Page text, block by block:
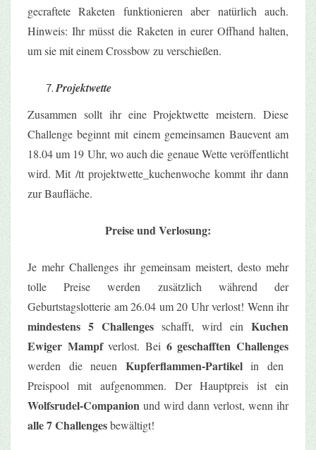
gecraftete Raketen funktionieren aber natürlich auch.
Hinweis: Ihr müsst die Raketen in eurer Offhandhalten,
um sie mit einemCrossbow zu verschießen.
Projektwette
Zusammen sollt ihr eine Projektwette meistern. Diese
Challenge beginnt mit einem gemeinsamen Bauevent am
18.04 um 19 Uhr, wo auch die genaue Wette veröffentlicht
wird. Mit /tt projektwette_kuchenwoche kommt ihr dann
zur Baufläche.
Preise und Verlosung:
Je mehr Challenges ihr gemeinsam meistert, desto mehr
tolle Preise werden zusätzlich während der
Geburtstagslotterie am 26.04 um 20 Uhr verlost! Wenn ihr
mindestens 5 Challenges schafft, wird ein Kuchen
Ewiger Mampfverlost. Bei 6 geschafften Challenges
werden die neuen Kupferflammen-Partikelin den
Preispool mit aufgenommen. Der Hauptpreis ist ein
Wolfsrudel-Companion und wird dann verlost, wenn ihr
alle 7 Challengesbewältigt!